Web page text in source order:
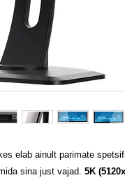
elab ainult parimate
sina just vajad.5K